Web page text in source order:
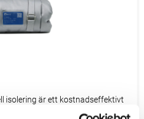
isolering är ett kostnadseffektivt